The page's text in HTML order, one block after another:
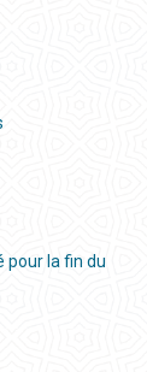
pour la fin du